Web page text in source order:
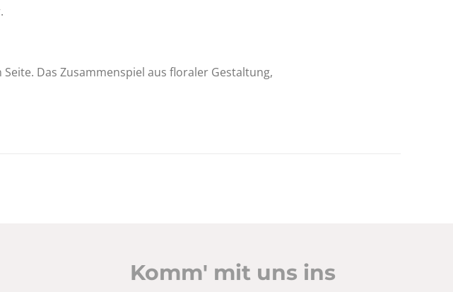
Das Zusammenspiel aus floraler Gestaltung,
Komm' mit uns ins